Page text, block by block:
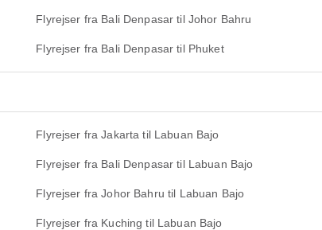
Flyrejser fra Bali Denpasar til Johor Bahru
Flyrejser fra Bali Denpasar til Phuket
Flyrejser fra Jakarta til Labuan Bajo
Flyrejser fra Bali Denpasar til Labuan Bajo
Flyrejser fra Johor Bahru til Labuan Bajo
Flyrejser fra Kuching til Labuan Bajo